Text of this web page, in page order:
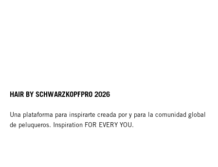
HAIR BY SCHWARZKOPFPRO 2026
Una plataforma para inspirarte creada por y para la comunidad global
de peluqueros. Inspiration FOR EVERY YOU.